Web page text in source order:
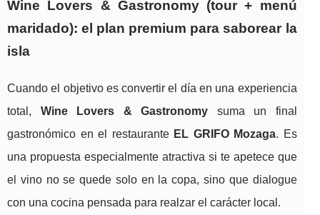
Wine Lovers & Gastronomy (tour + menú
maridado): el plan premium para saborear la
isla
Cuando el objetivo es convertir el día en una experiencia
total, Wine Lovers & Gastronomy suma un final
gastronómico en el restaurante EL GRIFO Mozaga. Es
una propuesta especialmente atractiva si te apetece que
el vino no se quede solo en la copa, sino que dialogue
con una cocina pensada para realzar el carácter local.